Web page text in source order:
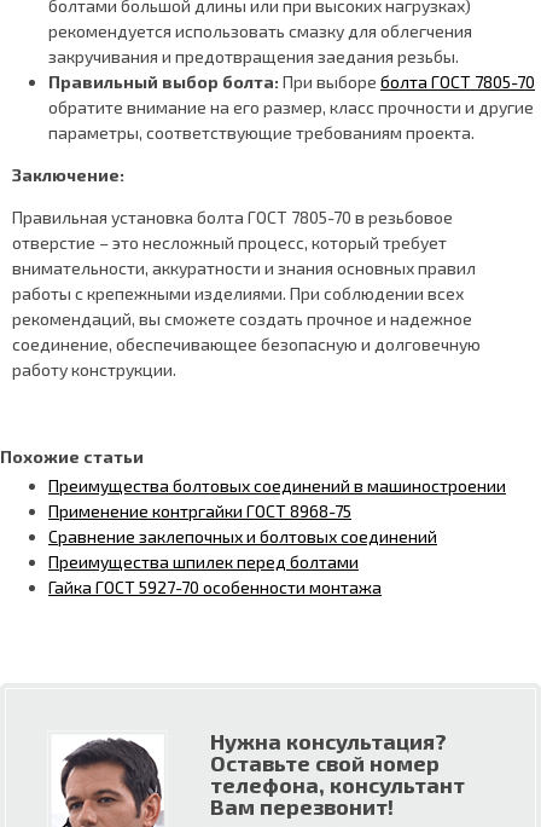
болтами большой длины или при высоких нагрузках)
рекомендуется использовать смазку для облегчения
закручивания и предотвращения заедания резьбы.
Правильный выбор болта: При выборе болта ГОСТ 7805-70
обратите внимание на его размер, класс прочности и другие
параметры, соответствующие требованиям проекта.
Заключение:
Правильная установка болта ГОСТ 7805-70 в резьбовое
отверстие – это несложный процесс, который требует
внимательности, аккуратности и знания основных правил
работы с крепежными изделиями. При соблюдении всех
рекомендаций, вы сможете создать прочное и надежное
соединение, обеспечивающее безопасную и долговечную
работу конструкции.
Похожие статьи
Преимущества болтовых соединений в машиностроении
Применение контргайки ГОСТ 8968-75
Сравнение заклепочных и болтовых соединений
Преимущества шпилек перед болтами
Гайка ГОСТ 5927-70 особенности монтажа
Нужна консультация?
Оставьте свой номер
телефона, консультант
Вам перезвонит!